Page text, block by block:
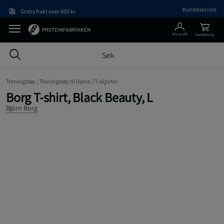
Gratis frakt over 800 kr Kundeservice
Min profil Handlekorg
Treningstøy /Treningstøy til Dame /T-skjorter
Borg T-shirt, Black Beauty, L
Björn Borg